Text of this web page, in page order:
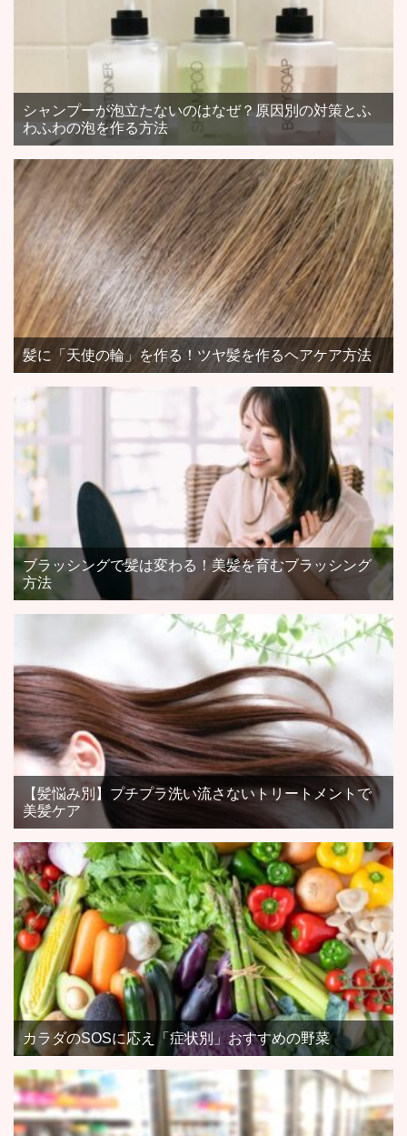
シャンプーが泡立たないのはなぜ？原因別の対策とふ
わふわの泡を作る方法
髪に「天使の輪」を作る！ツヤ髪を作るヘアケア方法
ブラッシングで髪は変わる！美髪を育むブラッシング
方法
【髪悩み別】プチプラ洗い流さないトリートメントで
美髪ケア
カラダのSOSに応え「症状別」おすすめの野菜